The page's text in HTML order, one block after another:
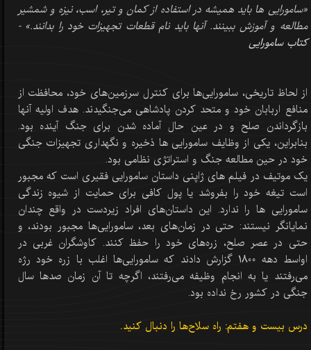
«سامورایی ها باید همیشه در استفاده از کمان و تیر، اسب، نیزه و شمشیر
مطالعه و آموزش ببینند. آنها باید نام قطعات تجهیزات خود را بدانند.» -
کتاب سامورایی
از لحاظ تاریخی، سامورایی‌ها برای کنترل سرزمین‌های خود، محافظت از
منافع اربابان خود و متحد کردن پادشاهی می‌جنگیدند. هدف اولیه آنها
بازگرداندن صلح و در عین حال آماده شدن برای جنگ آینده بود.
بنابراین، یکی از وظایف سامورایی ها ذخیره و نگهداری تجهیزات جنگی
خود در حین مطالعه جنگ و استراتژی نظامی بود.
یک موتیف در فیلم های ژاپنی داستان سامورایی فقیری است که مجبور
است تیغه خود را بفروشد یا پول کافی برای حمایت از شیوه زندگی
سامورایی ها را ندارد. این داستان‌های افراد زیردست در واقع چندان
نمایانگر نیستند: حتی در زمان‌های بعد، سامورایی‌ها مجبور بودند، و
حتی در عصر صلح، زره‌های خود را حفظ کنند. کاوشگران غربی در
اواسط دهه 1800 گزارش دادند که سامورایی‌ها اغلب با زره خود رژه
می‌رفتند یا به انجام وظیفه می‌رفتند، اگرچه تا آن زمان صدها سال
جنگی در کشور رخ نداده بود.
درس بیست و هفتم: راه سلاح‌ها را دنبال کنید.